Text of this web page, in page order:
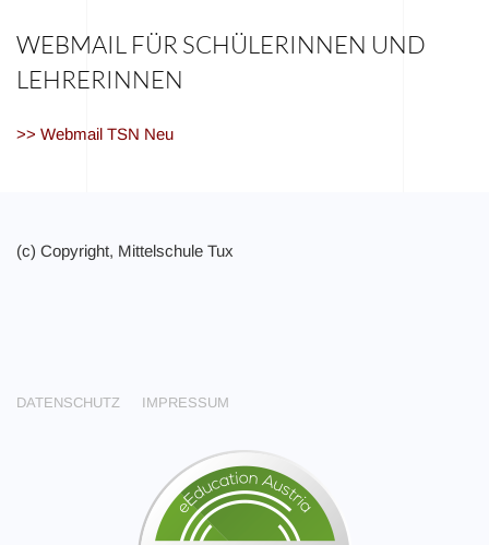
WEBMAIL FÜR SCHÜLERINNEN UND
LEHRERINNEN
>> Webmail TSN Neu
(c) Copyright, Mittelschule Tux
DATENSCHUTZ IMPRESSUM